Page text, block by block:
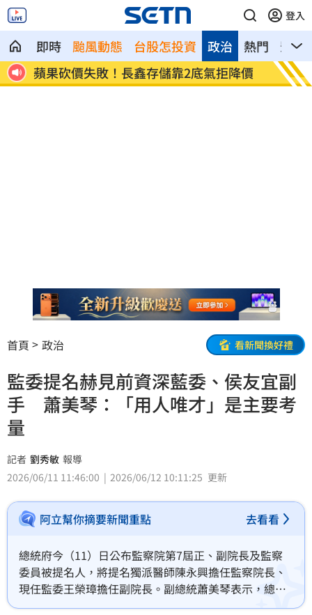
登入
即時 颱風動態 台股怎投資 熱門 影音
政治
曝 蘋果砍價失敗！長鑫存儲靠2底氣拒降價 掃把
首頁 政治 看新聞換好禮
監委提名赫見前資深藍委、侯友宜副
手 蕭美琴：「用人唯才」是主要考
量
記者 劉秀敏 報導
2026/06/11 11:46:00
2026/06/12 10:11:25 更新
阿立幫你摘要新聞重點 去看看
總統府今（11）日公布監察院第7屆正、副院長及監察
委員被提名人，將提名獨派醫師陳永興擔任監察院長、
現任監委王榮璋擔任副院長。副總統蕭美琴表示，總統
府循例請各政黨推薦相關人才，但這次並沒有獲得在野